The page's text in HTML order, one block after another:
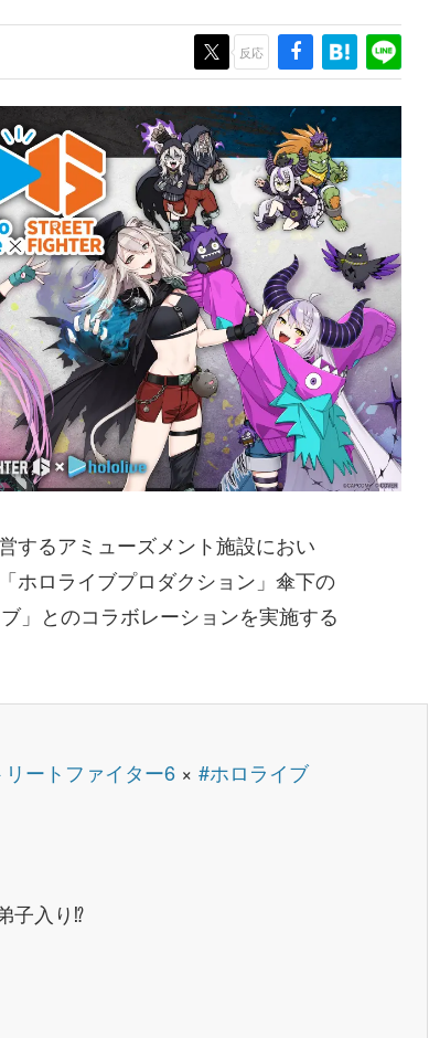
反応
するアミューズメント施設におい
ホロライブプロダクション」傘下の
」とのコラボレーションを実施する
ートファイター6 × #ホロライブ
子入り⁉